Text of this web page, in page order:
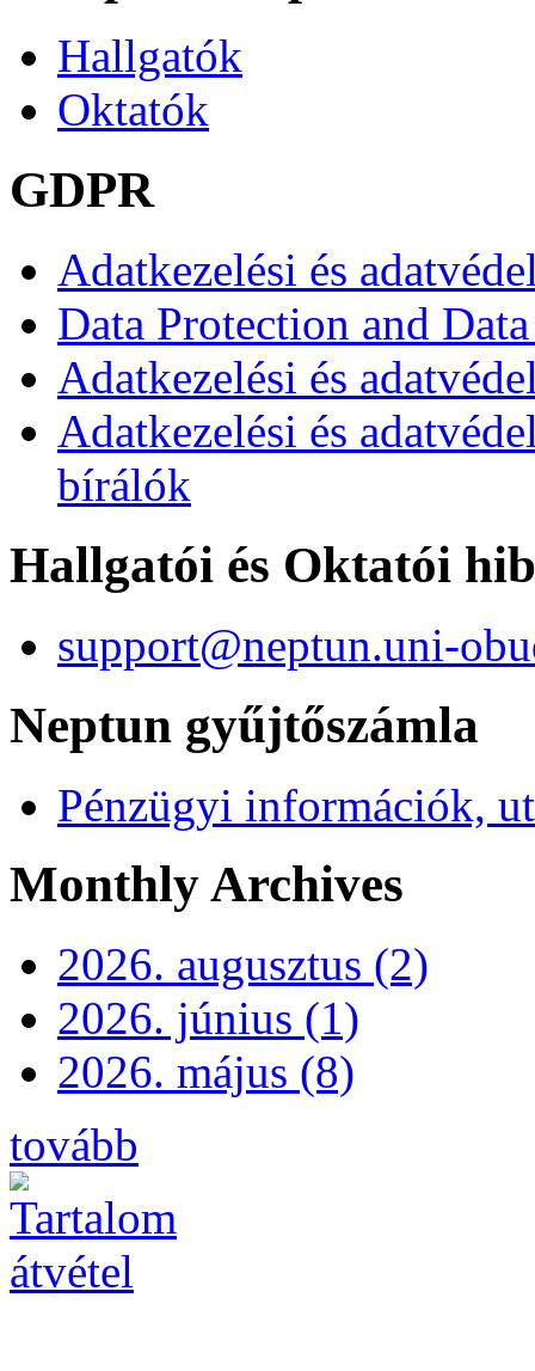
Hallgatók
Oktatók
GDPR
Adatkezelési és
Data Protection and
Adatkezelési és
Adatkezelési és
bírálók
Hallgatói és Oktatói
support@neptun.uni-
Neptun gyűjtőszámla
Pénzügyi információk,
Monthly Archives
2026. augusztus (2)
2026. június (1)
2026. május (8)
tovább